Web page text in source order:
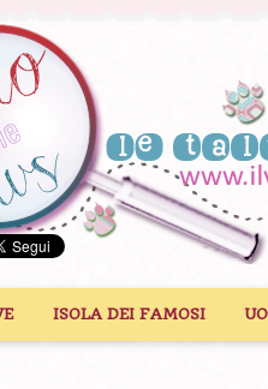
ISOLA DEI FAMOSI